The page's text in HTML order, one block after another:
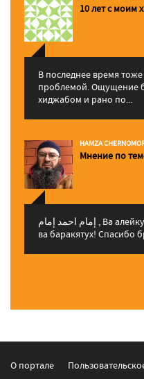
10 лет с моим
В последнее время тоже
проблемой. Ощущение
хиджабом и рано по...
HAMZA
Мнение по
إمام احمد إمام , Ва алейкум ассалам ва рахматуЛлахи
ва баракятух! Спасибо
О портале